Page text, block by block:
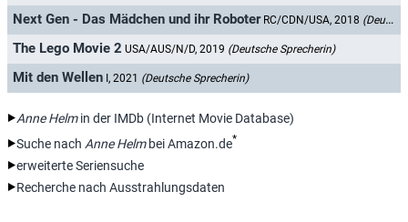
Next Gen - Das Mädchen und ihr Roboter RC/CDN/USA, 2018 (Deutsche Sprecherin)
The Lego Movie 2 USA/AUS/N/D, 2019 (Deutsche Sprecherin)
Mit den Wellen I, 2021 (Deutsche Sprecherin)
Anne Helmin der IMDb (Internet Movie Database)
Suche nach Anne Helmbei Amazon.de*
erweiterte Seriensuche
Recherche nach Ausstrahlungsdaten